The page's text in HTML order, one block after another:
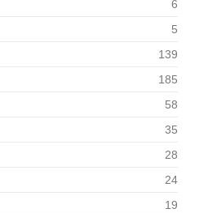
6
5
139
185
58
35
28
24
19